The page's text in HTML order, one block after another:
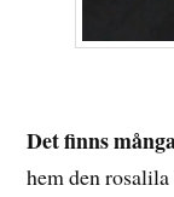
Det finns
hem den